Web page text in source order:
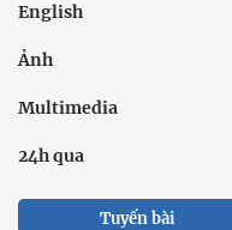
English
Ảnh
Multimedia
24h qua
Tuyến bài